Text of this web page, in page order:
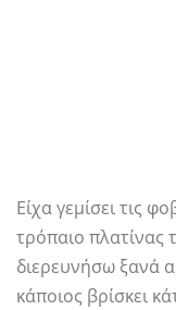
Είχα γεμίσει τις
τρόπαιο πλατίνας
διερευνήσω ξανά
κάποιος βρίσκει